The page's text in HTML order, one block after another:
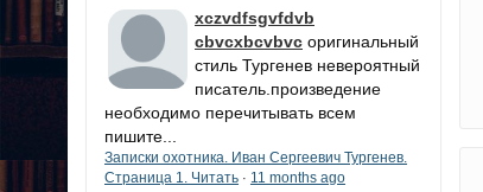
xczvdfsgvfdvb
cbvcxbcvbvc оригинальный
стиль Тургенев невероятный
писатель.произведение
необходимо перечитывать всем
пишите...
Записки охотника. Иван Сергеевич Тургенев.
Страница 1. Читать · 11 months ago